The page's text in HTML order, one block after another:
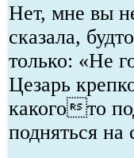
Нет, мне вы
сказала,
только: «Не
Цезарь
какогото
подняться на